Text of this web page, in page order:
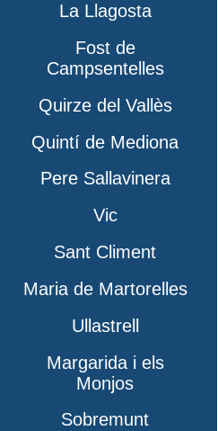
La Llagosta
Fost de
Campsentelles
Quirze del Vallès
Quintí de Mediona
Pere Sallavinera
Vic
Sant Climent
Maria de Martorelles
Ullastrell
Margarida i els
Monjos
Sobremunt